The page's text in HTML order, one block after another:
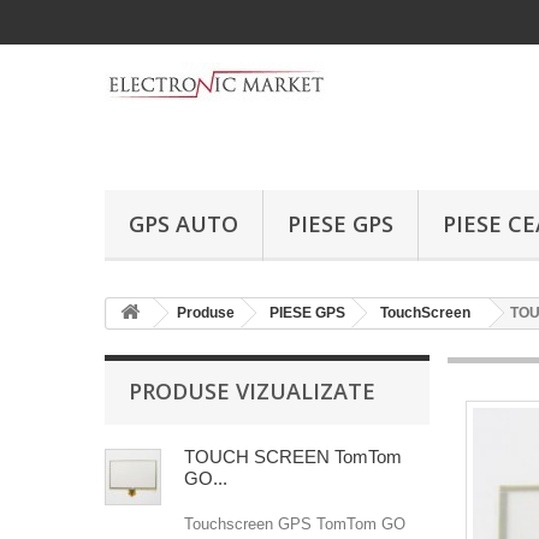
GPS AUTO PIESE GPS PIESE
Produse PIESE GPS TouchScreen
PRODUSE VIZUALIZATE
TOUCH SCREEN TomTom
GO...
Touchscreen GPS TomTom GO